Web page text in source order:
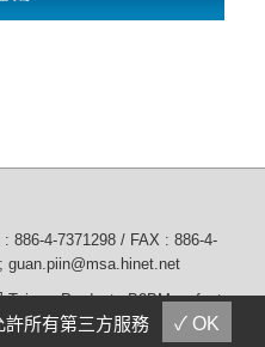
: 886-4-7371298 / FAX : 886-4-
guan.piin@msa.hinet.net
Taiwan Products,B2BManufactures,
所有第三方服務 ✓ OK